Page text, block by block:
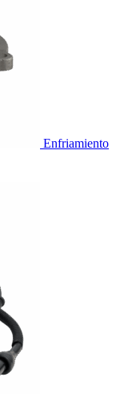
Enfriamiento